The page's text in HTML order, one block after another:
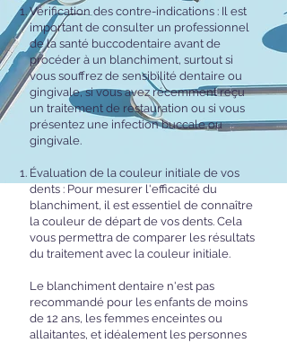
Vérification des contre-indications : Il est
important de consulter un professionnel
de la santé buccodentaire avant de
procéder à un blanchiment, surtout si
vous souffrez de sensibilité dentaire ou
gingivale, si vous avez récemment reçu
un traitement de restauration ou si vous
présentez une infection buccale ou
gingivale.
Évaluation de la couleur initiale de vos
dents : Pour mesurer l'efficacité du
blanchiment, il est essentiel de connaître
la couleur de départ de vos dents. Cela
vous permettra de comparer les résultats
du traitement avec la couleur initiale.
Le blanchiment dentaire n'est pas
recommandé pour les enfants de moins
de 12 ans, les femmes enceintes ou
allaitantes, et idéalement les personnes